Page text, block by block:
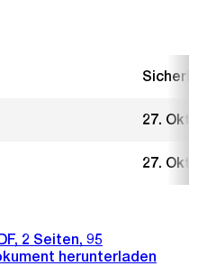
27.
27.
2 Seiten, 95
herunterladen